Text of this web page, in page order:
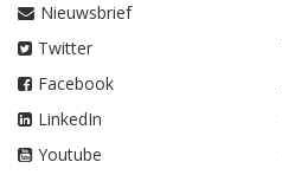
Nieuwsbrief
Twitter
Facebook
LinkedIn
Youtube